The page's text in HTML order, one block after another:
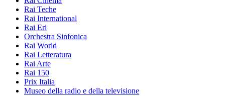
Rai Teche
Rai International
Rai Eri
Orchestra Sinfonica
Rai World
Rai Letteratura
Rai Arte
Rai 150
Prix Italia
Museo della radio e della televisione